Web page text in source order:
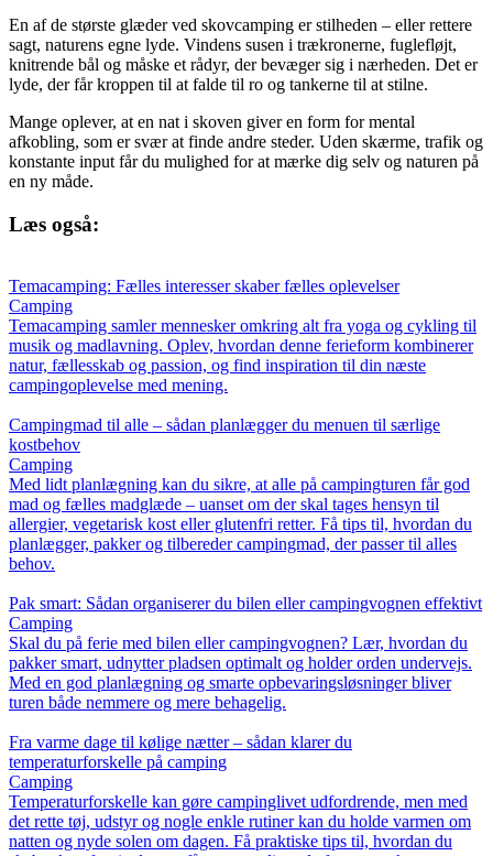
En af de største glæder ved skovcamping er stilheden – eller rettere
sagt, naturens egne lyde. Vindens susen i trækronerne, fuglefløjt,
knitrende bål og måske et rådyr, der bevæger sig i nærheden. Det er
lyde, der får kroppen til at falde til ro og tankerne til at stilne.
Mange oplever, at en nat i skoven giver en form for mental
afkobling, som er svær at finde andre steder. Uden skærme, trafik og
konstante input får du mulighed for at mærke dig selv og naturen på
en ny måde.
Læs også:
Temacamping: Fælles interesser skaber fælles oplevelser
Camping
Temacamping samler mennesker omkring alt fra yoga og cykling til
musik og madlavning. Oplev, hvordan denne ferieform kombinerer
natur, fællesskab og passion, og find inspiration til din næste
campingoplevelse med mening.
Campingmad til alle – sådan planlægger du menuen til særlige
kostbehov
Camping
Med lidt planlægning kan du sikre, at alle på campingturen får god
mad og fælles madglæde – uanset om der skal tages hensyn til
allergier, vegetarisk kost eller glutenfri retter. Få tips til, hvordan du
planlægger, pakker og tilbereder campingmad, der passer til alles
behov.
Pak smart: Sådan organiserer du bilen eller campingvognen effektivt
Camping
Skal du på ferie med bilen eller campingvognen? Lær, hvordan du
pakker smart, udnytter pladsen optimalt og holder orden undervejs.
Med en god planlægning og smarte opbevaringsløsninger bliver
turen både nemmere og mere behagelig.
Fra varme dage til kølige nætter – sådan klarer du
temperaturforskelle på camping
Camping
Temperaturforskelle kan gøre campinglivet udfordrende, men med
det rette tøj, udstyr og nogle enkle rutiner kan du holde varmen om
natten og nyde solen om dagen. Få praktiske tips til, hvordan du